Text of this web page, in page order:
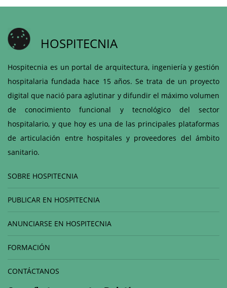
HOSPITECNIA
Hospitecnia es un portal de arquitectura, ingeniería y gestión
hospitalaria fundada hace 15 años. Se trata de un proyecto
digital que nació para aglutinar y difundir el máximo volumen
de conocimiento funcional y tecnológico del sector
hospitalario, y que hoy es una de las principales plataformas
de articulación entre hospitales y proveedores del ámbito
sanitario.
SOBRE HOSPITECNIA
PUBLICAR EN HOSPITECNIA
ANUNCIARSE EN HOSPITECNIA
FORMACIÓN
CONTÁCTANOS